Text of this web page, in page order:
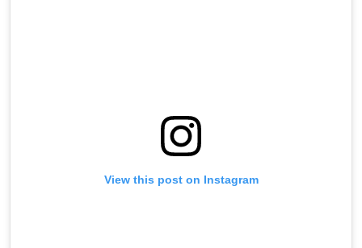
View this post on Instagram